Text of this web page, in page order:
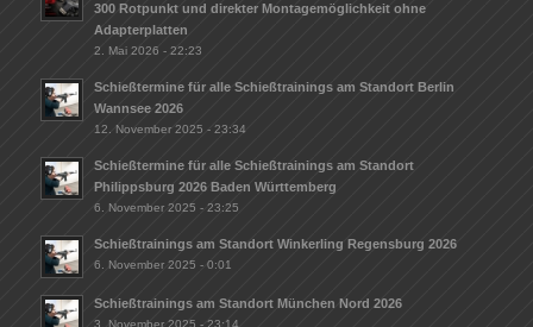
300 Rotpunkt und direkter Montagemöglichkeit ohne
Adapterplatten
2. Mai 2026 - 22:23
Schießtermine für alle Schießtrainings am Standort Berlin
Wannsee 2026
12. November 2025 - 23:34
Schießtermine für alle Schießtrainings am Standort
Philippsburg 2026 Baden Württemberg
6. November 2025 - 23:25
Schießtrainings am Standort Winkerling Regensburg 2026
6. November 2025 - 0:01
Schießtrainings am Standort München Nord 2026